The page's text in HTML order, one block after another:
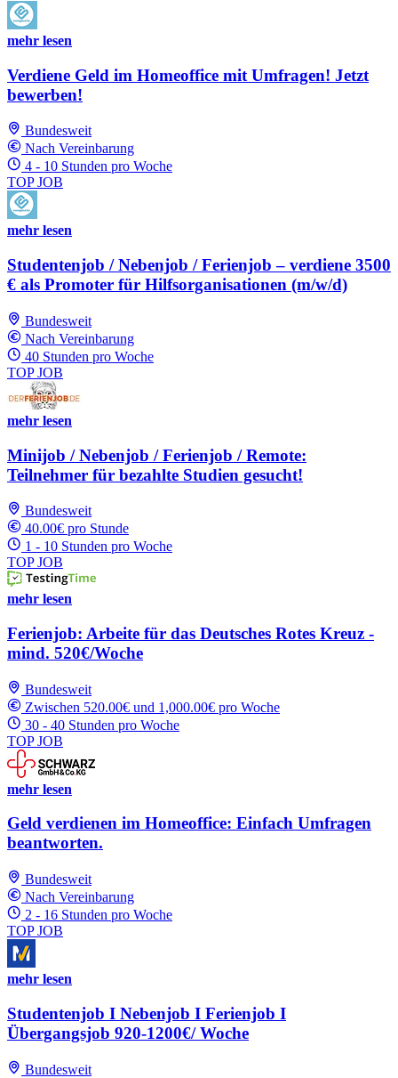
mehr lesen
Verdiene Geld im Homeoffice mit Umfragen! Jetzt
bewerben!
Bundesweit
Nach Vereinbarung
4 - 10 Stunden pro Woche
TOP JOB
mehr lesen
Studentenjob / Nebenjob / Ferienjob – verdiene 3500
€ als Promoter für Hilfsorganisationen (m/w/d)
Bundesweit
Nach Vereinbarung
40 Stunden pro Woche
TOP JOB
mehr lesen
Minijob / Nebenjob / Ferienjob / Remote:
Teilnehmer für bezahlte Studien gesucht!
Bundesweit
40.00€ pro Stunde
1 - 10 Stunden pro Woche
TOP JOB
mehr lesen
Ferienjob: Arbeite für das Deutsches Rotes Kreuz -
mind. 520€/Woche
Bundesweit
Zwischen 520.00€ und 1,000.00€ pro Woche
30 - 40 Stunden pro Woche
TOP JOB
mehr lesen
Geld verdienen im Homeoffice: Einfach Umfragen
beantworten.
Bundesweit
Nach Vereinbarung
2 - 16 Stunden pro Woche
TOP JOB
mehr lesen
Studentenjob I Nebenjob I Ferienjob I
Übergangsjob 920-1200€/ Woche
Bundesweit